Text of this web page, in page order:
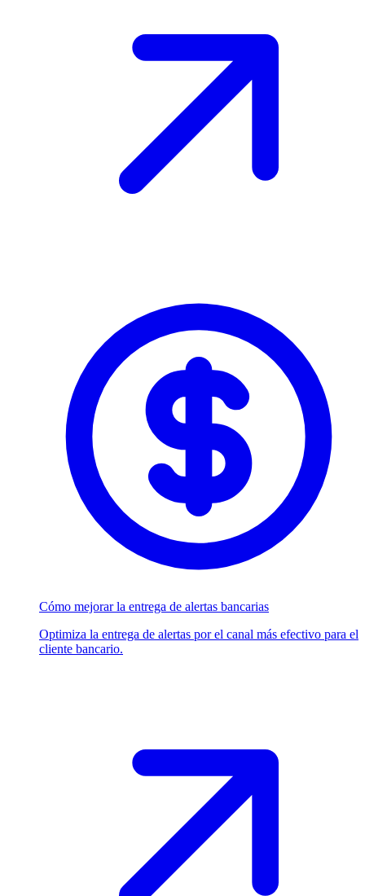
Cómo mejorar la entrega de alertas bancarias
Optimiza la entrega de alertas por el canal más efectivo para el
cliente bancario.